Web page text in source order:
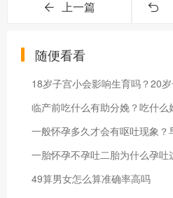
上一篇
随便看看
18岁子宫小会影响生育吗？20
临产前吃什么有助分娩？吃什么
一般怀孕多久才会有呕吐现象？
49算男女怎么算准确率高吗